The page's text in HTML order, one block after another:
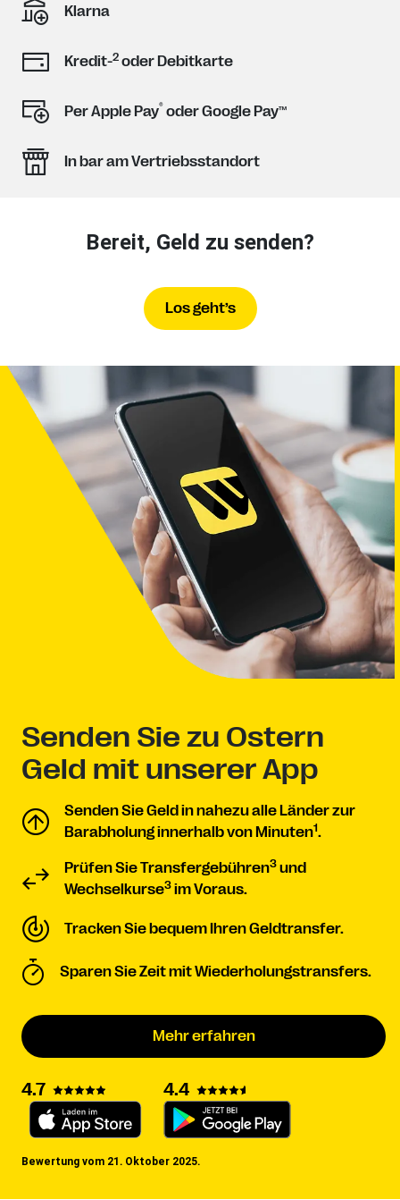
Klarna
Kredit-2 oder Debitkarte
Per Apple Pay® oder Google Pay™
In bar am Vertriebsstandort
Bereit, Geld zu senden?
Los geht’s
Senden Sie zu Ostern
Geld mit unserer App
Senden Sie Geld in nahezu alle Länder zur
Barabholung innerhalb von Minuten1.
Prüfen Sie Transfergebühren3 und
Wechselkurse3 im Voraus.
Tracken Sie bequem Ihren Geldtransfer.
Sparen Sie Zeit mit Wiederholungstransfers.
Mehr erfahren
4.7 4.4
Bewertung vom 21. Oktober 2025.